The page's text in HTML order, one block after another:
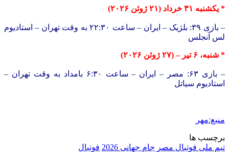
* یکشنبه ۳۱ خرداد (۲۱ ژوئن ۲۰۲۶)
– بازی ۳۹: بلژیک – ایران – ساعت ۲۲:۳۰ به وقت تهران – استادیوم
لس آنجلس
* شنبه، ۶ تیر – (۲۷ ژوئن ۲۰۲۶)
– بازی ۶۳: مصر – ایران – ساعت ۶:۳۰ بامداد به وقت تهران –
استادیوم سیاتل
منبع:مهر
برچسب ها
تیم ملی فوتبال مصر جام جهانی 2026 فوتبال